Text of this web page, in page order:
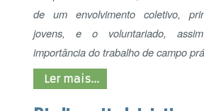
Exchange em Ourense